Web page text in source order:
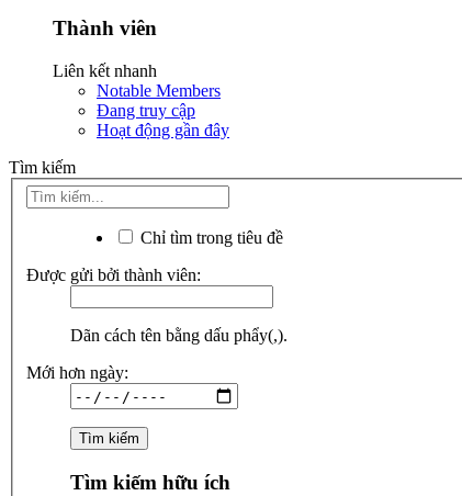
Thành viên
Liên kết nhanh
Notable Members
Đang truy cập
Hoạt động gần đây
Tìm kiếm
Chỉ tìm trong tiêu đề
Được gửi bởi thành viên:
Dãn cách tên bằng dấu phẩy(,).
Mới hơn ngày:
Tìm kiếm hữu ích